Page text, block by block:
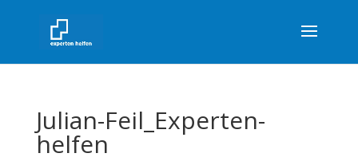
Julian-Feil_Experten-
helfen